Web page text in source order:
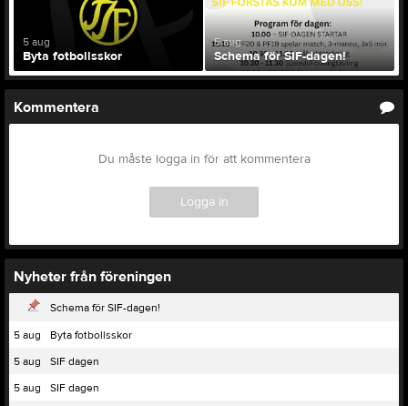
5 aug
Byta fotbollsskor
5 aug
Schema för SIF-dagen!
Kommentera
Du måste logga in för att kommentera
Logga in
Nyheter från föreningen
Schema för SIF-dagen!
5 aug
Byta fotbollsskor
5 aug
SIF dagen
5 aug
SIF dagen